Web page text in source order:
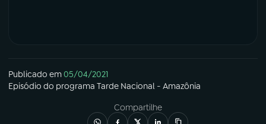
Publicado em05/04/2021
Episódio do programa Tarde Nacional - Amazônia
Compartilhe